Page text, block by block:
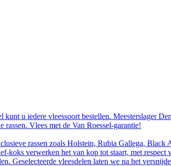
u iedere vleessoort bestellen. Meesterslager
rassen. Vlees met de Van Roessel-garantie!
rassen zoals Holstein, Rubia Gallega,
koks verwerken het van kop tot staart, met
Geselecteerde vleesdelen laten we na het